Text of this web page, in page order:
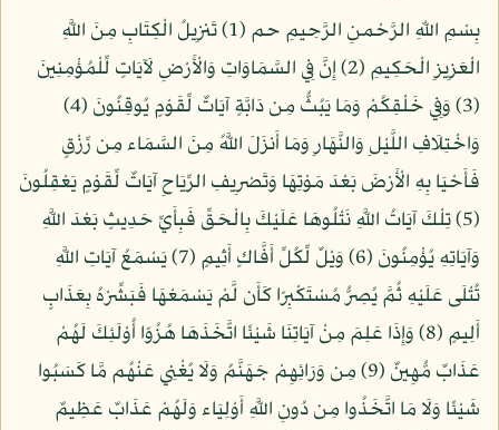
بِسْمِ اللّهِ الرَّحْمنِ الرَّحِيمِ حم (1) تَنزِيلُ الْكِتَابِ مِنَ اللَّهِ
الْعَزِيزِ الْحَكِيمِ (2) إِنَّ فِي السَّمَاوَاتِ وَالْأَرْضِ لَآيَاتٍ لِّلْمُؤْمِنِينَ
(3) وَفِي خَلْقِكُمْ وَمَا يَبُثُّ مِن دَابَّةٍ آيَاتٌ لِّقَوْمٍ يُوقِنُونَ (4)
وَاخْتِلَافِ اللَّيْلِ وَالنَّهَارِ وَمَا أَنزَلَ اللَّهُ مِنَ السَّمَاء مِن رِّزْقٍ
فَأَحْيَا بِهِ الْأَرْضَ بَعْدَ مَوْتِهَا وَتَصْرِيفِ الرِّيَاحِ آيَاتٌ لِّقَوْمٍ يَعْقِلُونَ
(5) تِلْكَ آيَاتُ اللَّهِ نَتْلُوهَا عَلَيْكَ بِالْحَقِّ فَبِأَيِّ حَدِيثٍ بَعْدَ اللَّهِ
وَآيَاتِهِ يُؤْمِنُونَ (6) وَيْلٌ لِّكُلِّ أَفَّاكٍ أَثِيمٍ (7) يَسْمَعُ آيَاتِ اللَّهِ
تُتْلَى عَلَيْهِ ثُمَّ يُصِرُّ مُسْتَكْبِرًا كَأَن لَّمْ يَسْمَعْهَا فَبَشِّرْهُ بِعَذَابٍ
أَلِيمٍ (8) وَإِذَا عَلِمَ مِنْ آيَاتِنَا شَيْئًا اتَّخَذَهَا هُزُوًا أُوْلَئِكَ لَهُمْ
عَذَابٌ مُّهِينٌ (9) مِن وَرَائِهِمْ جَهَنَّمُ وَلَا يُغْنِي عَنْهُم مَّا كَسَبُوا
شَيْئًا وَلَا مَا اتَّخَذُوا مِن دُونِ اللَّهِ أَوْلِيَاء وَلَهُمْ عَذَابٌ عَظِيمٌ